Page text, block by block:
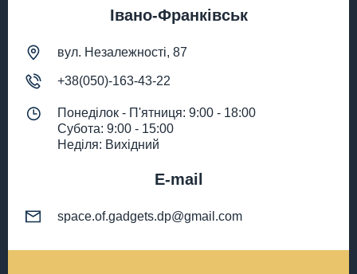
Івано-Франківськ
вул. Незалежності, 87
+38(050)-163-43-22
Понеділок - П'ятниця: 9:00 - 18:00
Субота: 9:00 - 15:00
Неділя: Вихідний
E-mail
space.of.gadgets.dp@gmail.com